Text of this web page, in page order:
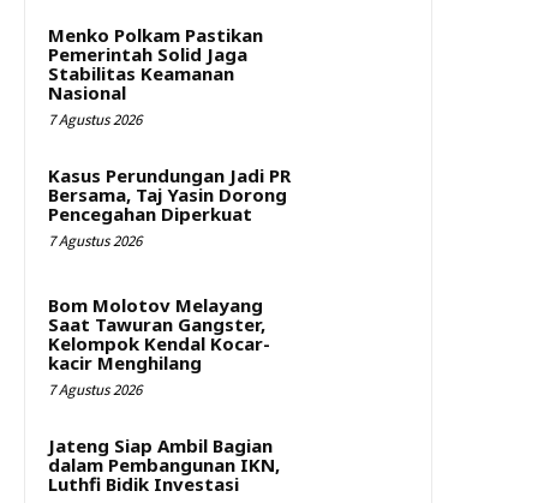
Menko Polkam Pastikan
Pemerintah Solid Jaga
Stabilitas Keamanan
Nasional
7 Agustus 2026
Kasus Perundungan Jadi PR
Bersama, Taj Yasin Dorong
Pencegahan Diperkuat
7 Agustus 2026
Bom Molotov Melayang
Saat Tawuran Gangster,
Kelompok Kendal Kocar-
kacir Menghilang
7 Agustus 2026
Jateng Siap Ambil Bagian
dalam Pembangunan IKN,
Luthfi Bidik Investasi